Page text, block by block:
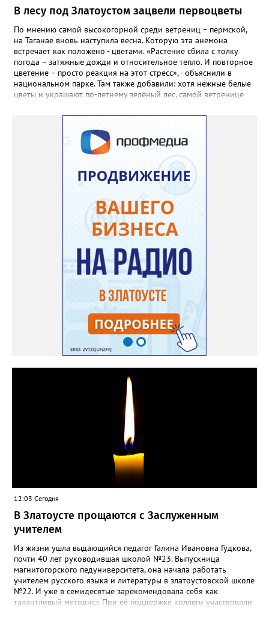
самосевом в ней отлично прорастают. Если иногда срезать
сухие цветы и стряхивать семена вокруг куртины, лаванда
весной прорастет сама. Ещё один секрет – этот символ
Прованса не любит «вкусную» почву. Добавляйте в посадочную
яму гравий и песок – требуется хороший дренаж. В первый год
Екатерина рекомендует цветы убирать, чтобы силы куста
пошли на наращивание корневой системы. А со второго года
пусть лаванда цветёт во всю силу! Фото: Екатерина Бойко,
специально для «Златоуст.инфо». Обсуждение новости здесь
В лесу под Златоустом зацвели первоцветы
По мнению самой высокогорной среди ветрениц – пермской,
на Таганае вновь наступила весна. Которую эта анемона
встречает как положено - цветами. «Растение сбила с толку
погода – затяжные дожди и относительное тепло. И повторное
цветение – просто реакция на этот стресс», - объяснили в
национальном парке. Там также добавили: хотя нежные белые
цветы и украшают по-летнему зелёный лес, самой ветренице
силы перед долгой зимовкой.
12:03 Сегодня
В Златоусте прощаются с Заслуженным
учителем
Из жизни ушла выдающийся педагог Галина Ивановна Гудкова,
почти 40 лет руководившая школой №23. Выпускница
магнитогорского педуниверситета, она начала работать
учителем русского языка и литературы в златоустовской школе
№22. И уже в семидесятые зарекомендовала себя как
талантливый методист. При её поддержке коллеги участвовали